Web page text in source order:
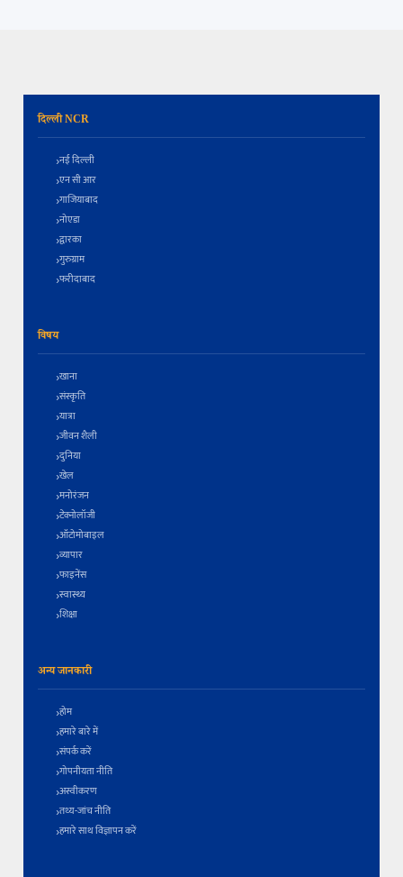
दिल्ली NCR
नई दिल्ली
एन सी आर
गाजियाबाद
नोएडा
द्वारका
गुरुग्राम
फरीदाबाद
विषय
खाना
संस्कृति
यात्रा
जीवन शैली
दुनिया
खेल
मनोरंजन
टेक्नोलॉजी
ऑटोमोबाइल
व्यापार
फाइनेंस
स्वास्थ्य
शिक्षा
अन्य जानकारी
होम
हमारे बारे में
संपर्क करें
गोपनीयता नीति
अस्वीकरण
तथ्य-जांच नीति
हमारे साथ विज्ञापन करें